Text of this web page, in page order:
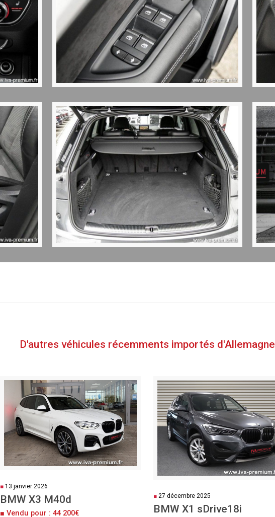
D'autres véhicules récemments importés d'Allemagne
■13 janvier 2026
BMW X3 M40d
■ Vendu pour : 44 200€
■27 décembre 2025
BMW X1 sDrive18i